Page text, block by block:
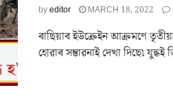
byeditor MARCH 18, 2022
ৰাছিয়াৰ ইউক্ৰেইন আক্ৰমণে
হোৱাৰ সম্ভাৱনাই দেখা দিছে৷